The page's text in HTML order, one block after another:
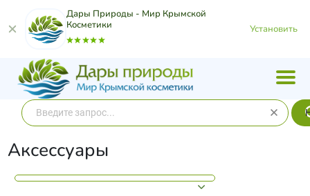
Дары Природы - Мир Крымской
Косметики
Установить
Аксессуары